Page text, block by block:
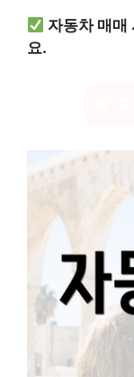
자동차 매매
요.